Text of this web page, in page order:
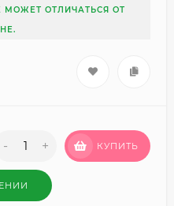
МОЖЕТ ОТЛИЧАТЬСЯ ОТ
- + КУПИТЬ